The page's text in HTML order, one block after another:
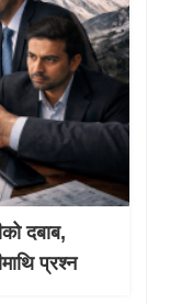
दबाब,
प्रश्न